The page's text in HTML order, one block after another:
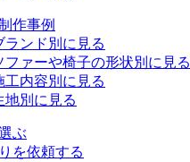
作事例
ランド別に見る
ファーや椅子の形状別に見る
工内容別に見る
地別に見る
ぶ
を依頼する